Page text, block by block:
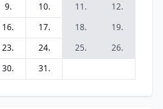
9. 10. 11.
12.
16. 17. 18.
19.
23. 24. 25.
26.
30. 31.